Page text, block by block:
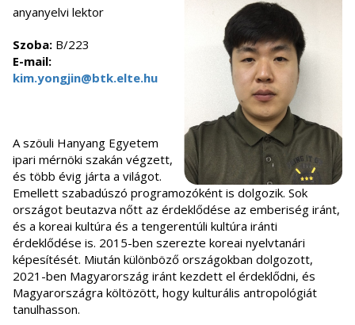
anyanyelvi lektor
Szoba: B/223
E-mail:
kim.yongjin@btk.elte.hu
A szöuli Hanyang Egyetem
ipari mérnöki szakán végzett,
és több évig járta a világot.
Emellett szabadúszó programozóként is dolgozik. Sok
országot beutazva nőtt az érdeklődése az emberiség iránt,
és a koreai kultúra és a tengerentúli kultúra iránti
érdeklődése is. 2015-ben szerezte koreai nyelvtanári
képesítését. Miután különböző országokban dolgozott,
2021-ben Magyarország iránt kezdett el érdeklődni, és
Magyarországra költözött, hogy kulturális antropológiát
tanulhasson.